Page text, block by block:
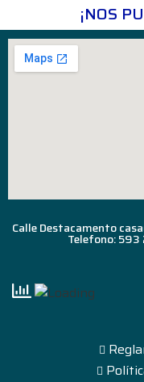
¡NOS
Calle Destacamento
Telefono: